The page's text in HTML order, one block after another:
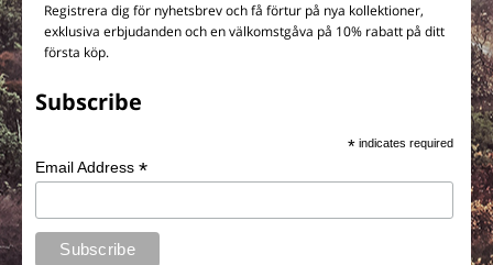
Registrera dig för nyhetsbrev och få förtur på nya kollektioner,
exklusiva erbjudanden och en välkomstgåva på 10% rabatt på ditt
första köp.
Subscribe
* indicates required
Email Address*